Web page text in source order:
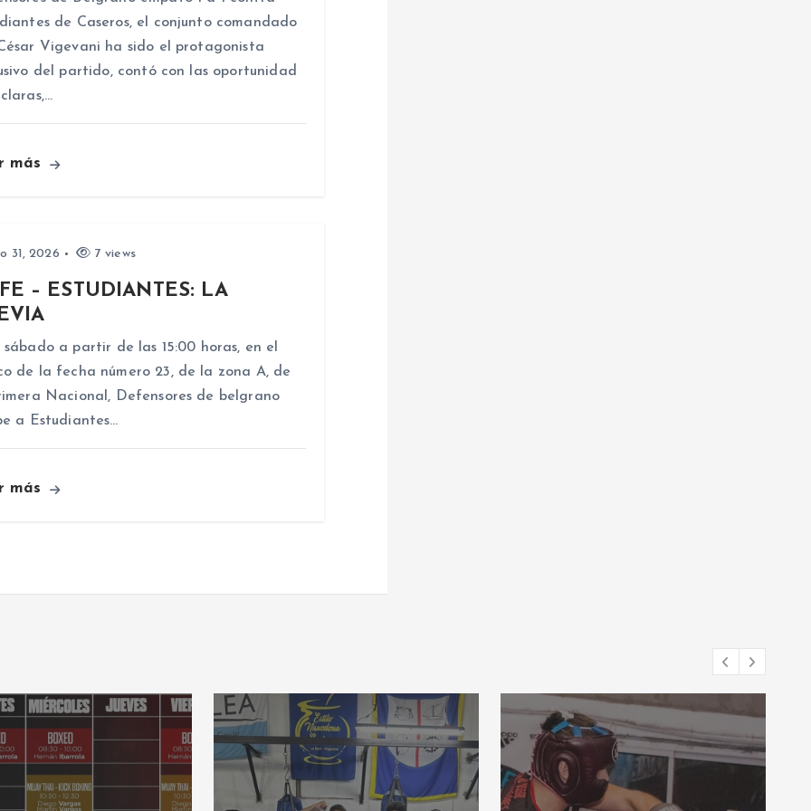
de Caseros, el conjunto comandado
Vigevani ha sido el protagonista
del partido, contó con las oportunidad
más
31, 2026 7 views
– ESTUDIANTES: LA
sábado a partir de las 15:00 horas, en el
de la fecha número 23, de la zona A, de
Nacional, Defensores de belgrano
a Estudiantes…
más